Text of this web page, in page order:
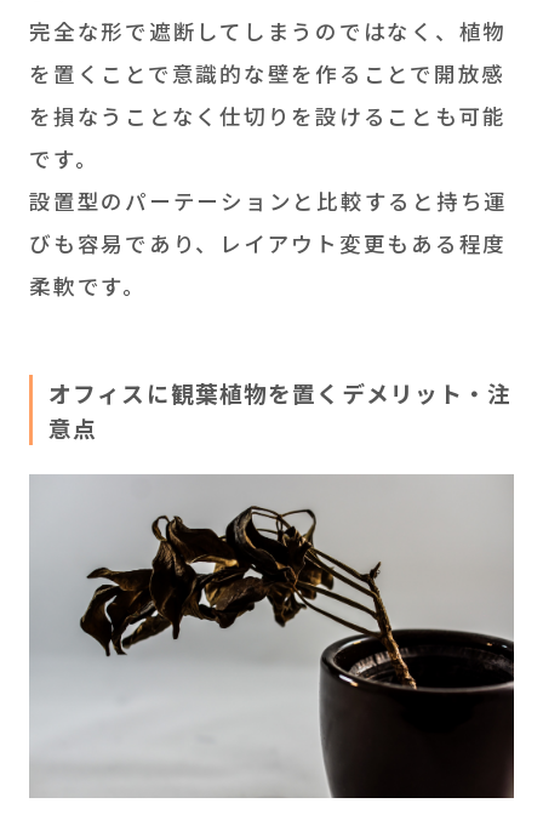
完全な形で遮断してしまうのではなく、植物
を置くことで意識的な壁を作ることで開放感
を損なうことなく仕切りを設けることも可能
です。
設置型のパーテーションと比較すると持ち運
びも容易であり、レイアウト変更もある程度
柔軟です。
オフィスに観葉植物を置くデメリット・注
意点